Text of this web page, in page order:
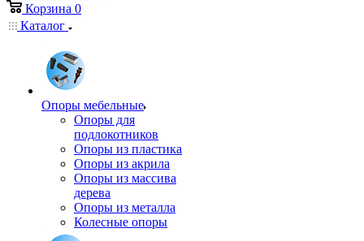
Корзина 0
Каталог
Опоры мебельные
Опоры для
подлокотников
Опоры из пластика
Опоры из акрила
Опоры из массива
дерева
Опоры из металла
Колесные опоры